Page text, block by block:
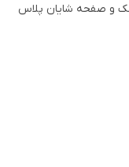
و صفحه شایان پلاس